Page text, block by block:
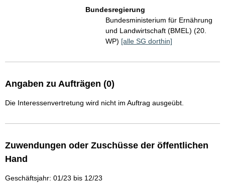
Bundesregierung
Bundesministerium für Ernährung
und Landwirtschaft (BMEL) (20.
WP) [alle SG dorthin]
Angaben zu Aufträgen (0)
Die Interessenvertretung wird nicht im Auftrag ausgeübt.
Zuwendungen oder Zuschüsse der öffentlichen
Hand
Geschäftsjahr: 01/23 bis 12/23